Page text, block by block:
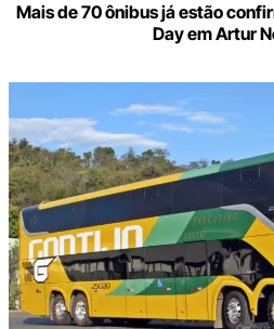
Mais de 70 ônibus já estão
Day em Artur